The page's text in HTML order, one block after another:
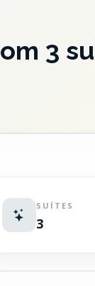
3
SUÍTES
3